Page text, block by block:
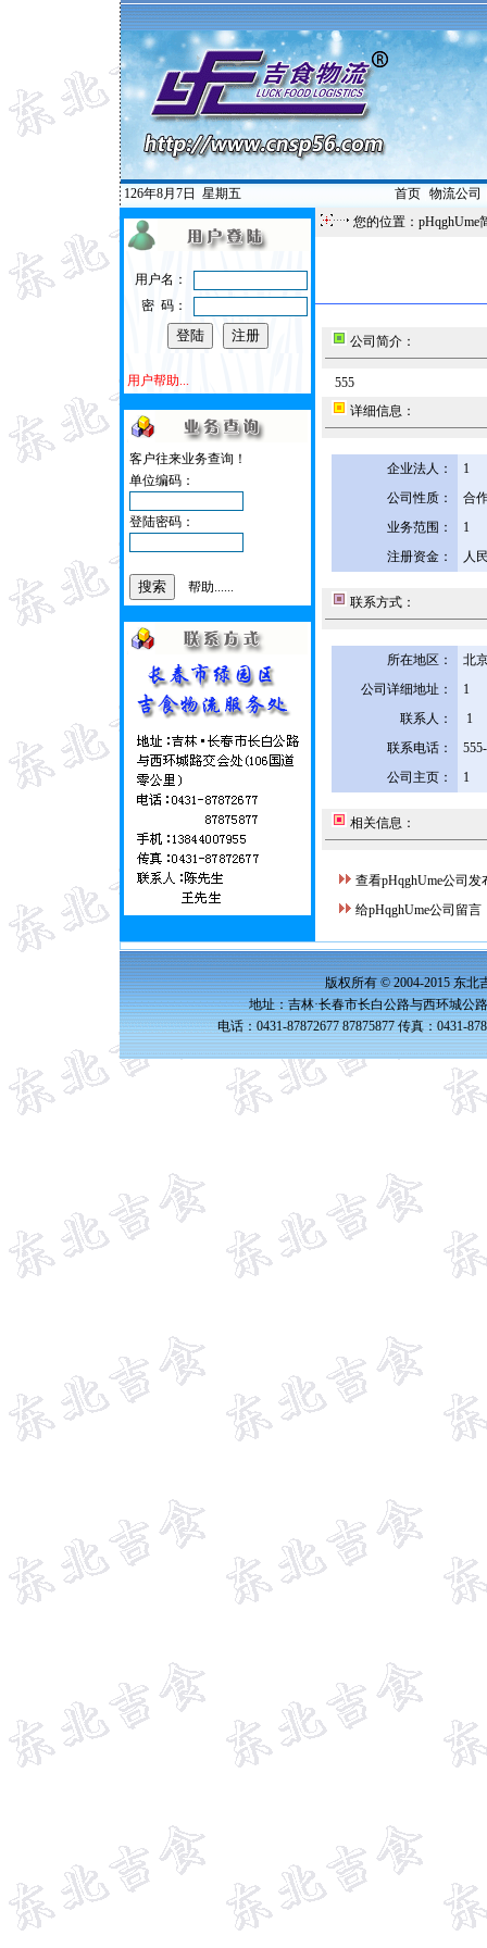
126年8月7日 星期五 首页| 物流公司
用户名：
密 码：
用户帮助...
客户往来业务查询！
单位编码：
登陆密码：
帮助......
您的位置：pHqghUme
公司简介：
555
详细信息：
企业法人：
1
公司性质：
合
业务范围：
1
注册资金：
人
联系方式：
所在地区：
北
公司详细地址：
1
联系人：
1
联系电话：
公司主页：
1
相关信息：
查看pHqghUme公司发
给pHqghUme公司留言
版权所有 © 2004-2015 东北
地址：吉林·长春市长白公路与西环城公
电话：0431-87872677 87875877 传真：0431-